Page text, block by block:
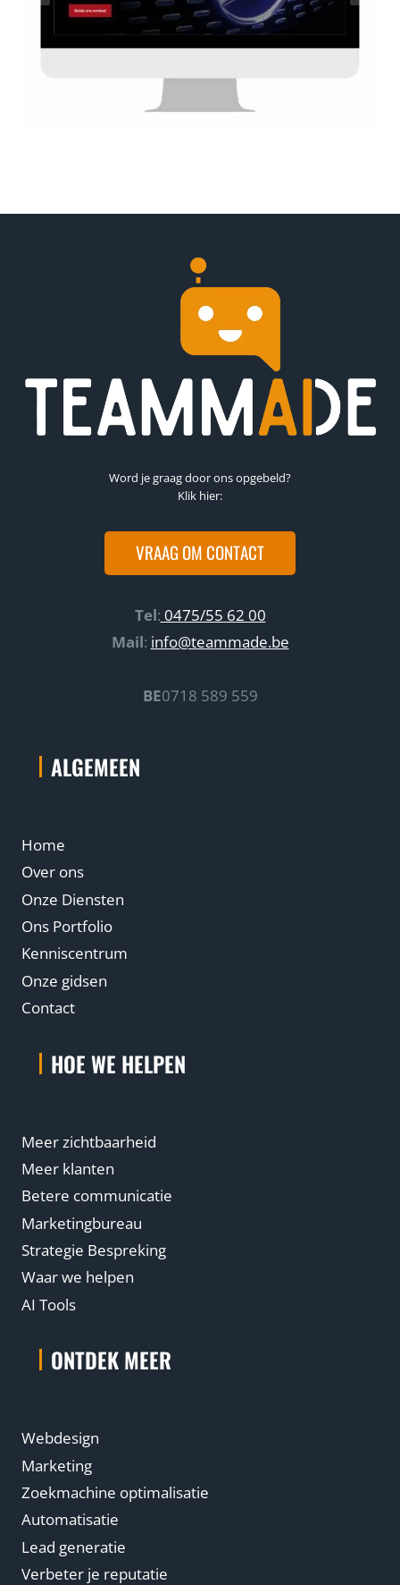
Word je graag door ons opgebeld?
Klik hier:
VRAAG OM CONTACT
Tel: 0475/55 62 00
Mail: info@teammade.be
BE0718 589 559
ALGEMEEN
Home
Over ons
Onze Diensten
Ons Portfolio
Kenniscentrum
Onze gidsen
Contact
HOE WE HELPEN
Meer zichtbaarheid
Meer klanten
Betere communicatie
Marketingbureau
Strategie Bespreking
Waar we helpen
AI Tools
ONTDEK MEER
Webdesign
Marketing
Zoekmachine optimalisatie
Automatisatie
Lead generatie
Verbeter je reputatie